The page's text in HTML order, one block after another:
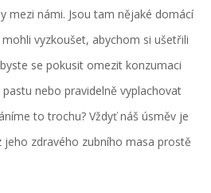
mezi námi. Jsou tam nějaké domácí
vyzkoušet, abychom si ušetřili
se pokusit omezit konzumaci
nebo pravidelně vyplachovat
to trochu? Vždyť náš úsměv je
jeho zdravého zubního masa prostě